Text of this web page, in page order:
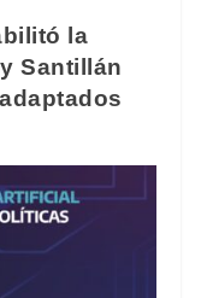
la
Santillán